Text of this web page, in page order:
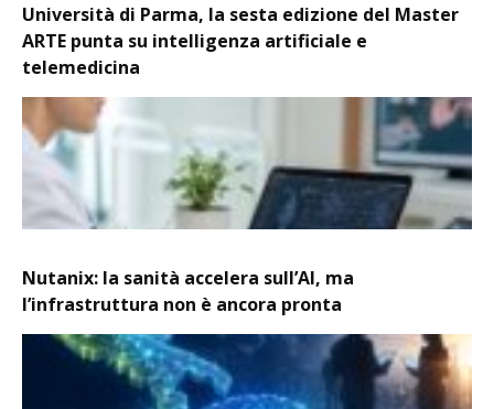
Università di Parma, la sesta edizione del Master
ARTE punta su intelligenza artificiale e
telemedicina
Nutanix: la sanità accelera sull’AI, ma
l’infrastruttura non è ancora pronta